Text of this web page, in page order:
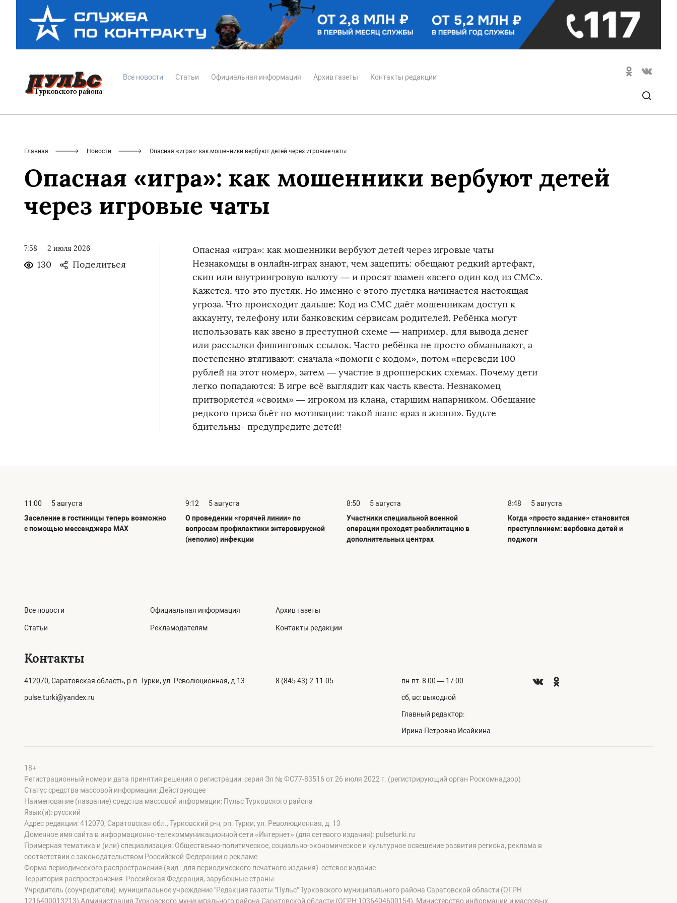
Все новости Статьи Официальная информация Архив газеты Контакты редакции
Главная Новости Опасная «игра»: как мошенники вербуют детей через игровые чаты
Опасная «игра»: как мошенники вербуют детей
через игровые чаты
7:58 2 июля 2026
130 Поделиться
Опасная «игра»: как мошенники вербуют детей через игровые чаты
️Незнакомцы в онлайн‑играх знают, чем зацепить: обещают редкий артефакт,
скин или внутриигровую валюту — и просят взамен «всего один код из СМС».
Кажется, что это пустяк. Но именно с этого пустяка начинается настоящая
угроза. Что происходит дальше: Код из СМС даёт мошенникам доступ к
аккаунту, телефону или банковским сервисам родителей. Ребёнка могут
использовать как звено в преступной схеме — например, для вывода денег
или рассылки фишинговых ссылок. Часто ребёнка не просто обманывают, а
постепенно втягивают: сначала «помоги с кодом», потом «переведи 100
рублей на этот номер», затем — участие в дропперских схемах. Почему дети
легко попадаются: В игре всё выглядит как часть квеста. Незнакомец
притворяется «своим» — игроком из клана, старшим напарником. Обещание
редкого приза бьёт по мотивации: такой шанс «раз в жизни». ️Будьте
бдительны- предупредите детей!
11:00
5 августа
Заселение в гостиницы теперь возможно
с помощью мессенджера MAX
9:12
5 августа
О проведении «горячей линии» по
вопросам профилактики энтеровирусной
(неполио) инфекции
8:50
5 августа
Участники специальной военной
операции проходят реабилитацию в
дополнительных центрах
8:48
5 августа
Когда «просто задание» становится
преступлением: вербовка детей и
поджоги
Все новости
Статьи
Официальная информация
Рекламодателям
Архив газеты
Контакты редакции
Контакты
412070, Саратовская область, р.п. Турки, ул. Революционная, д.13
pulse.turki@yandex.ru
8 (845 43) 2-11-05 пн-пт: 8:00 — 17:00
сб, вс: выходной
Главный редактор:
Ирина Петровна Исайкина
18+
Регистрационный номер и дата принятия решения о регистрации: серия Эл № ФС77-83516 от 26 июля 2022 г. (регистрирующий орган Роскомнадзор)
Статус средства массовой информации: Действующее
Наименование (название) средства массовой информации: Пульс Турковского района
Язык(и): русский
Адрес редакции: 412070, Саратовская обл., Турковский р-н, рп. Турки, ул. Революционная, д. 13
Доменное имя сайта в информационно-телекоммуникационной сети «Интернет» (для сетевого издания): pulseturki.ru
Примерная тематика и (или) специализация: Общественно-политическое, социально-экономическое и культурное освещение развития региона, реклама в
соответствии с законодательством Российской Федерации о рекламе
Форма периодического распространения (вид - для периодического печатного издания): сетевое издание
Территория распространения: Российская Федерация, зарубежные страны
Учредитель (соучредители): муниципальное учреждение "Редакция газеты "Пульс" Турковского муниципального района Саратовской области (ОГРН
1216400013213),Администрация Турковского муниципального района Саратовской области (ОГРН 1036404600154), Министерство информации и массовых